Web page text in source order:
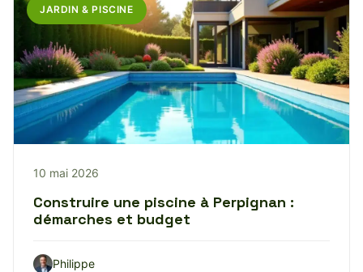
JARDIN & PISCINE
10 mai 2026
Construire une piscine à Perpignan :
démarches et budget
Philippe